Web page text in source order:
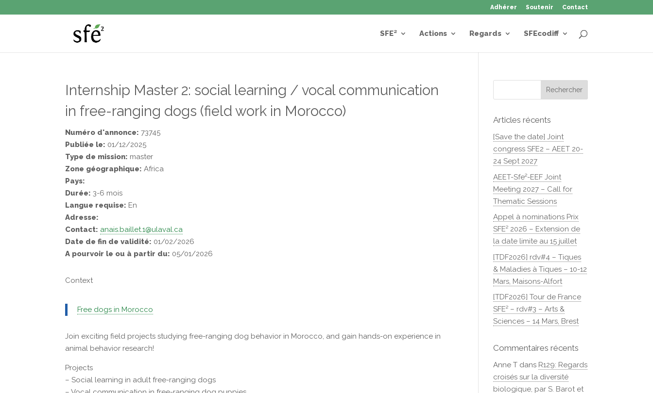
Adhérer Soutenir Contact
SFE² Actions Regards SFEcodiff
Internship Master 2: social learning / vocal communication
in free-ranging dogs (field work in Morocco)
Numéro d'annonce: 73745
Publiée le: 01/12/2025
Type de mission: master
Zone géographique: Africa
Pays:
Durée: 3-6 mois
Langue requise: En
Adresse:
Contact: anais.baillet.1@ulaval.ca
Date de fin de validité: 01/02/2026
A pourvoir le ou à partir du: 05/01/2026
Context
Free dogs in Morocco
Join exciting field projects studying free-ranging dog behavior in Morocco, and gain hands-on experience in
animal behavior research!
Projects
– Social learning in adult free-ranging dogs
Articles récents
[Save the date] Joint
congress SFE2 – AEET 20-
24 Sept 2027
AEET-Sfe²-EEF Joint
Meeting 2027 – Call for
Thematic Sessions
Appel à nominations Prix
SFE² 2026 – Extension de
la date limite au 15 juillet
[TDF2026] rdv#4 – Tiques
& Maladies à Tiques – 10-12
Mars, Maisons-Alfort
[TDF2026] Tour de France
SFE² – rdv#3 – Arts &
Sciences – 14 Mars, Brest
Commentaires récents
Anne T dans R129: Regards
croisés sur la diversité
biologique, par S. Barot et